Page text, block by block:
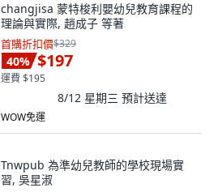
changjisa 蒙特梭利嬰幼兒教育課程的
理論與實際, 趙成子 等著
首購折扣價$329
40% $197
運費 $195
8/12 星期三 預計送達
WOW免運
Tnwpub 為準幼兒教師的學校現場實
習, 吳星淑